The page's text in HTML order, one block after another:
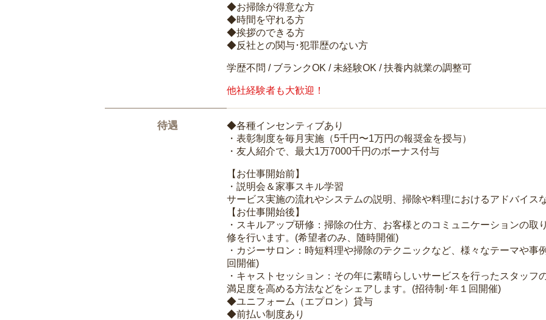
◆お掃除が得意な方
◆時間を守れる方
◆挨拶のできる方
◆反社との関与･犯罪歴のない方
学歴不問 / ブランクOK / 未経験OK / 扶養内就業の調整可
他社経験者も大歓迎！
待遇
◆各種インセンティブあり
・表彰制度を毎月実施（5千円〜1万円の報奨金を授与）
・友人紹介で、最大1万7000千円のボーナス付与
【お仕事開始前】
・説明会＆家事スキル学習
サービス実施の流れやシステムの説明、掃除や料理におけるアドバイス
【お仕事開始後】
・スキルアップ研修：掃除の仕方、お客様とのコミュニケーションの
修を行います。(希望者のみ、随時開催)
・カジーサロン：時短料理や掃除のテクニックなど、様々なテーマや事
回開催)
・キャストセッション：その年に素晴らしいサービスを行ったスタッ
満足度を高める方法などをシェアします。(招待制･年１回開催)
◆ユニフォーム（エプロン）貸与
◆前払い制度あり